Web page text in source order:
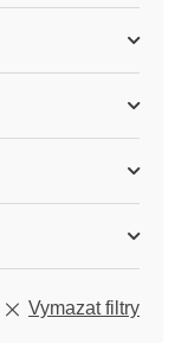
Vymazat filtry